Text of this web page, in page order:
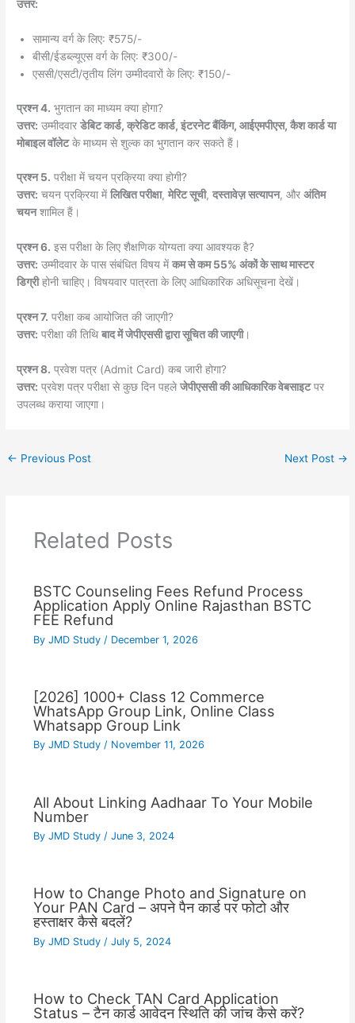
उत्तर:
सामान्य वर्ग के लिए: ₹575/-
बीसी/ईडब्ल्यूएस वर्ग के लिए: ₹300/-
एससी/एसटी/तृतीय लिंग उम्मीदवारों के लिए: ₹150/-
प्रश्न 4. भुगतान का माध्यम क्या होगा?
उत्तर: उम्मीदवारडेबिट कार्ड, क्रेडिट कार्ड, इंटरनेट बैंकिंग, आईएमपीएस, कैश कार्ड या
मोबाइल वॉलेटके माध्यम से शुल्क का भुगतान कर सकते हैं।
प्रश्न 5. परीक्षा में चयन प्रक्रिया क्या होगी?
उत्तर: चयन प्रक्रिया मेंलिखित परीक्षा,मेरिट सूची,दस्तावेज़ सत्यापन, औरअंतिम
चयनशामिल हैं।
प्रश्न 6. इस परीक्षा के लिए शैक्षणिक योग्यता क्या आवश्यक है?
उत्तर: उम्मीदवार के पास संबंधित विषय मेंकम से कम 55% अंकों के साथ मास्टर
डिग्रीहोनी चाहिए। विषयवार पात्रता के लिए आधिकारिक अधिसूचना देखें।
प्रश्न 7. परीक्षा कब आयोजित की जाएगी?
उत्तर: परीक्षा की तिथिबाद में जेपीएससी द्वारा सूचित की जाएगी।
प्रश्न 8. प्रवेश पत्र (Admit Card) कब जारी होगा?
उत्तर: प्रवेश पत्र परीक्षा से कुछ दिन पहलेजेपीएससी की आधिकारिक वेबसाइटपर
उपलब्ध कराया जाएगा।
← Previous Post Next Post →
Related Posts
BSTC Counseling Fees Refund Process
Application Apply Online Rajasthan BSTC
FEE Refund
By JMD Study / December 1, 2026
[2026] 1000+ Class 12 Commerce
WhatsApp Group Link, Online Class
Whatsapp Group Link
By JMD Study / November 11, 2026
All About Linking Aadhaar To Your Mobile
Number
By JMD Study / June 3, 2024
How to Change Photo and Signature on
Your PAN Card – अपने पैन कार्ड पर फोटो और
हस्ताक्षर कैसे बदलें?
By JMD Study / July 5, 2024
How to Check TAN Card Application
Status – टैन कार्ड आवेदन स्थिति की जांच कैसे करें?